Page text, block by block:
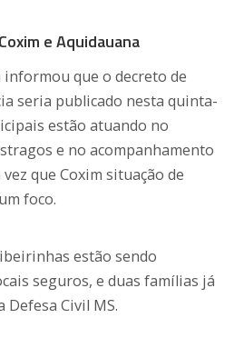
e Aquidauana
que o decreto de
seria publicado nesta quinta-
estão atuando no
e no acompanhamento
que Coxim situação de
foco.
estão sendo
seguros, e duas famílias já
Civil MS.